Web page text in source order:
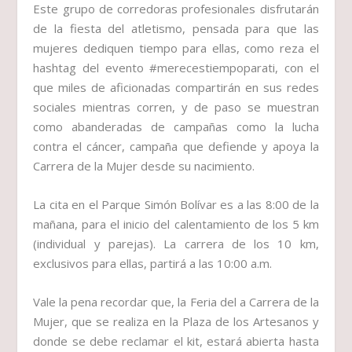
Este grupo de corredoras profesionales disfrutarán
de la fiesta del atletismo, pensada para que las
mujeres dediquen tiempo para ellas, como reza el
hashtag del evento #merecestiempoparati, con el
que miles de aficionadas compartirán en sus redes
sociales mientras corren, y de paso se muestran
como abanderadas de campañas como la lucha
contra el cáncer, campaña que defiende y apoya la
Carrera de la Mujer desde su nacimiento.
La cita en el Parque Simón Bolívar es a las 8:00 de la
mañana, para el inicio del calentamiento de los 5 km
(individual y parejas). La carrera de los 10 km,
exclusivos para ellas, partirá a las 10:00 a.m.
Vale la pena recordar que, la Feria del a Carrera de la
Mujer, que se realiza en la Plaza de los Artesanos y
donde se debe reclamar el kit, estará abierta hasta